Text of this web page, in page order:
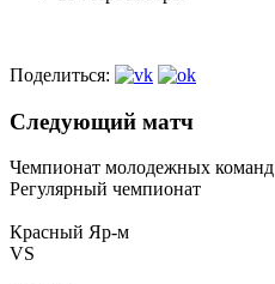
Поделиться:
Следующий матч
Чемпионат молодежных команд
Регулярный чемпионат
Красный Яр-м
VS